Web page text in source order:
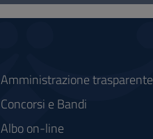
Amministrazione trasparente
Concorsi e Bandi
Albo on-line